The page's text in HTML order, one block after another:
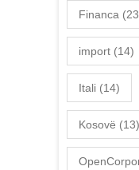
Financa
import (14)
Itali (14)
Kosovë (13)